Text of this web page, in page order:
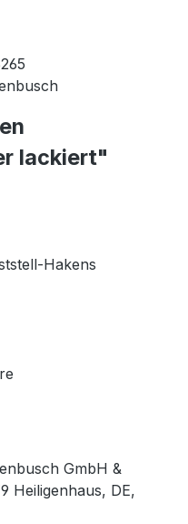
lackiert"
Hakens
GmbH &
Heiligenhaus, DE,